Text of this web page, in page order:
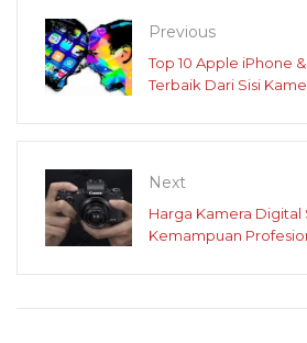
Previous
Top 10 Apple iPhone
Terbaik Dari Sisi
Next
Harga Kamera Digital
Kemampuan